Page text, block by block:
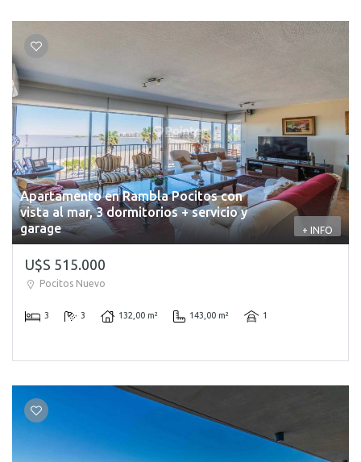
Apartamento en Rambla Pocitos con
vista al mar, 3 dormitorios + servicio y
garage
+ INFO
U$S 515.000
Pocitos Nuevo
3 3 132,00 m² 143,00 m² 1